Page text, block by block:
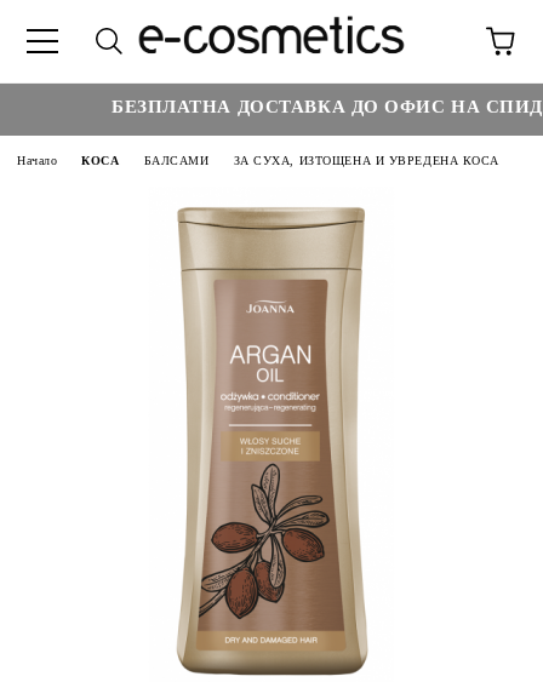
БЕЗПЛАТНА ДОСТАВКА ДО ОФИС НА
Начало КОСА БАЛСАМИ ЗА СУХА, ИЗТОЩЕНА И УВРЕДЕНА КОСА